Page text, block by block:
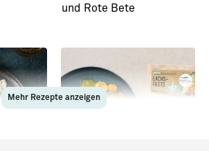
und Rote Bete
Mehr Rezepte anzeigen